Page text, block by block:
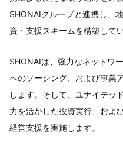
SHONAIグループと連携し、
資・支援スキームを構築して
SHONAIは、強力なネットワ
へのソーシング、および事業
します。そして、ユナイテッ
力を活かした投資実行、およ
経営支援を実施します。